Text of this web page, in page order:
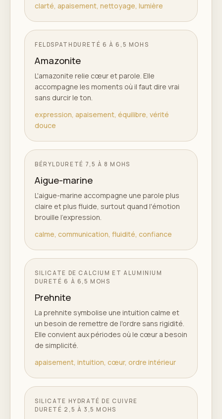
clarté, apaisement, nettoyage, lumière
FELDSPATH DURETÉ 6 À 6,5 MOHS
Amazonite
L'amazonite relie cœur et parole. Elle
accompagne les moments où il faut dire vrai
sans durcir le ton.
expression, apaisement, équilibre, vérité
douce
BÉRYL DURETÉ 7,5 À 8 MOHS
Aigue-marine
L'aigue-marine accompagne une parole plus
claire et plus fluide, surtout quand l'émotion
brouille l'expression.
calme, communication, fluidité, confiance
SILICATE DE CALCIUM ET ALUMINIUM
DURETÉ 6 À 6,5 MOHS
Prehnite
La prehnite symbolise une intuition calme et
un besoin de remettre de l'ordre sans rigidité.
Elle convient aux périodes où le cœur a besoin
de simplicité.
apaisement, intuition, cœur, ordre intérieur
SILICATE HYDRATÉ DE CUIVRE
DURETÉ 2,5 À 3,5 MOHS